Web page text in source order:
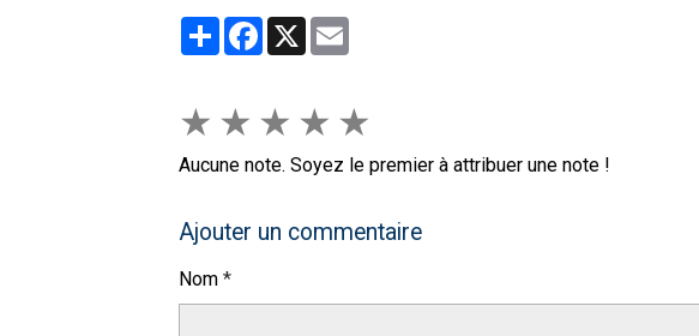
PartagerFacebook
X
★ ★ ★ ★ ★
Aucune note. Soyez le premier à attribuer une note !
Ajouter un commentaire
Nom